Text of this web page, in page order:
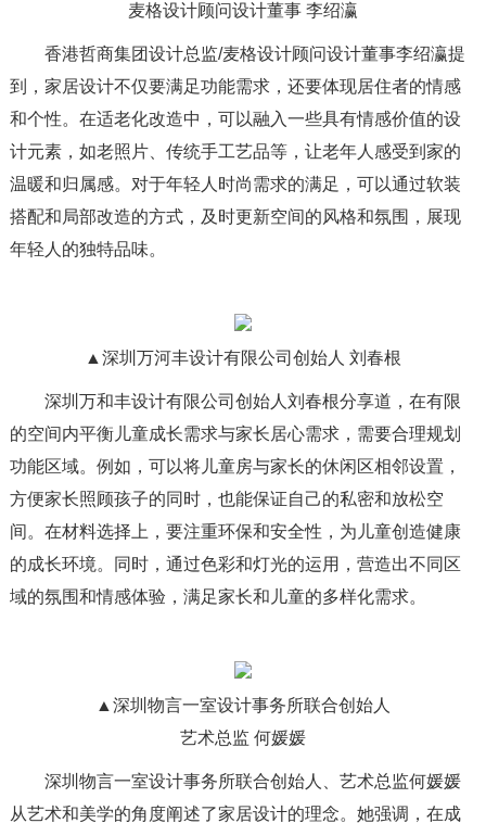
麦格设计顾问设计董事 李绍瀛
香港哲商集团设计总监/麦格设计顾问设计董事李绍瀛提
到，家居设计不仅要满足功能需求，还要体现居住者的情感
和个性。在适老化改造中，可以融入一些具有情感价值的设
计元素，如老照片、传统手工艺品等，让老年人感受到家的
温暖和归属感。对于年轻人时尚需求的满足，可以通过软装
搭配和局部改造的方式，及时更新空间的风格和氛围，展现
年轻人的独特品味。
▲深圳万河丰设计有限公司创始人 刘春根
深圳万和丰设计有限公司创始人刘春根分享道，在有限
的空间内平衡儿童成长需求与家长居心需求，需要合理规划
功能区域。例如，可以将儿童房与家长的休闲区相邻设置，
方便家长照顾孩子的同时，也能保证自己的私密和放松空
间。在材料选择上，要注重环保和安全性，为儿童创造健康
的成长环境。同时，通过色彩和灯光的运用，营造出不同区
域的氛围和情感体验，满足家长和儿童的多样化需求。
▲深圳物言一室设计事务所联合创始人
艺术总监 何媛媛
深圳物言一室设计事务所联合创始人、艺术总监何媛媛
从艺术和美学的角度阐述了家居设计的理念。她强调，在成